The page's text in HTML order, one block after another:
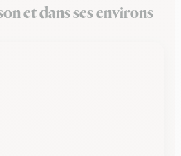
et dans ses environs